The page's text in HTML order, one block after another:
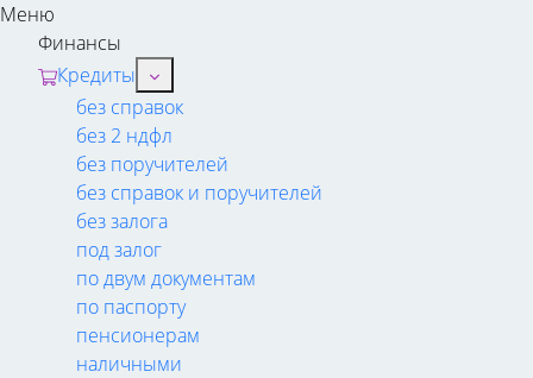
Меню
Финансы
Кредиты
без справок
без 2 ндфл
без поручителей
без справок и поручителей
без залога
под залог
по двум документам
по паспорту
пенсионерам
наличными